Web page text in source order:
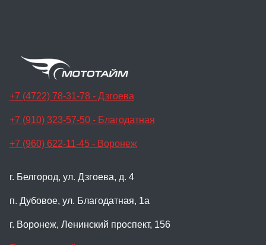
+7 (4722) 78-31-78 - Дзгоева
+7 (910) 323-57-50 - Благодатная
+7 (960) 622-11-45 - Воронеж
г. Белгород, ул. Дзгоева, д. 4
п. Дубовое, ул. Благодатная, 1а
г. Воронеж, Ленинский проспект, 156